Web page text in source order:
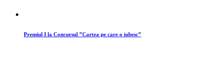
Premiul I la Concursul ”Cartea pe care o iubesc”